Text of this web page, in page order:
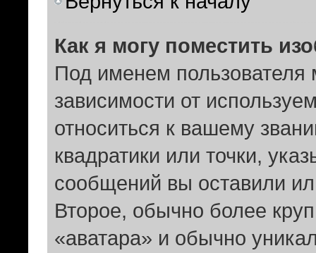
Как я могу поместить
Под именем пользователя
зависимости от
относиться к вашему
квадратики или точки,
сообщений вы оставили
Второе, обычно более
«аватара» и обычно